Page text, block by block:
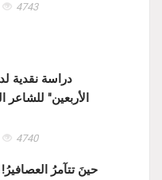
4743
دراسة نقدية
الأربعين"
4740
حينَ تتآمرُ